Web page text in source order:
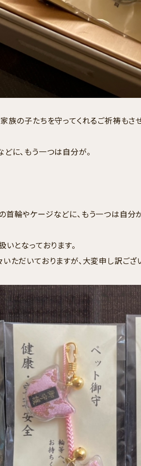
族の子たちを守ってくれるご祈祷もさ
に、もう一つは自分が。
輪やケージなどに、もう一つは自分が
いとなっております。
ただいておりますが、大変申し訳ござ